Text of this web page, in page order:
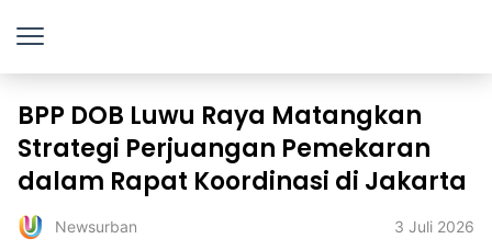
BPP DOB Luwu Raya Matangkan
Strategi Perjuangan Pemekaran
dalam Rapat Koordinasi di Jakarta
Newsurban 3 Juli 2026